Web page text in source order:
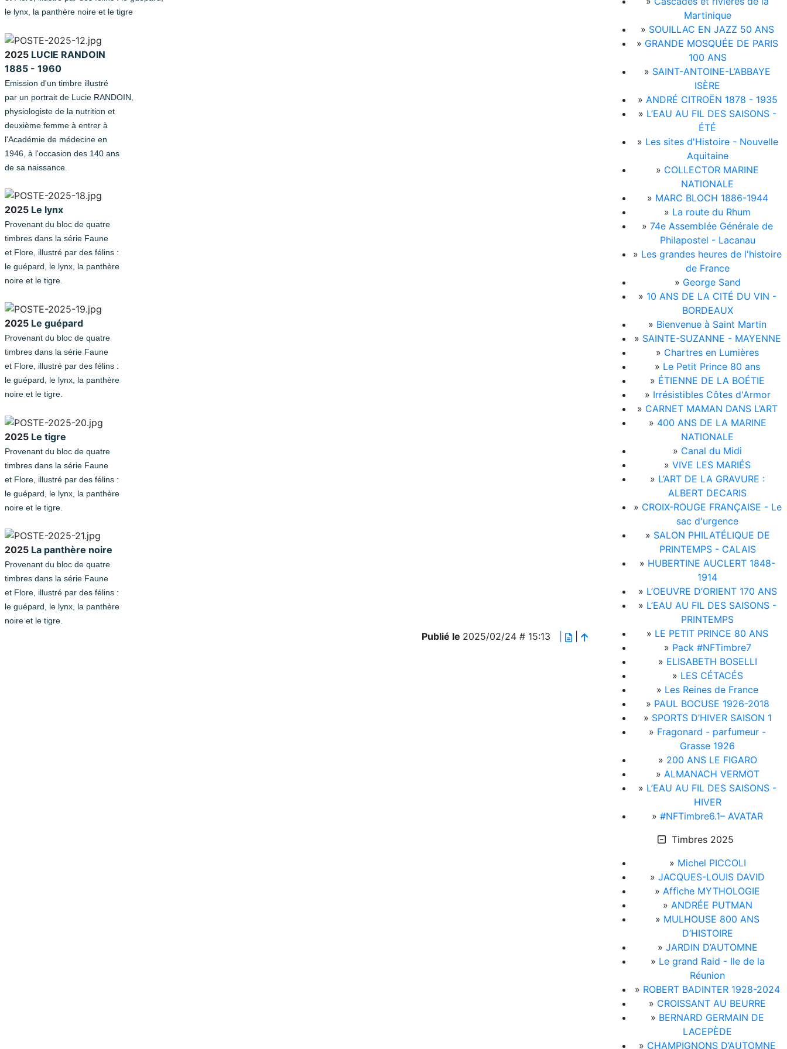
le lynx, la panthère noire et le tigre
2025 LUCIE RANDOIN
1885 - 1960
Emission d'un timbre illustré
par un portrait de Lucie RANDOIN,
physiologiste de la nutrition et
deuxième femme à entrer à
l'Académie de médecine en
1946, à l'occasion des 140 ans
de sa naissance.
2025 Le lynx
Provenant du bloc de quatre
timbres dans la série Faune
et Flore, illustré par des félins :
le guépard, le lynx, la panthère
noire et le tigre.
2025 Le guépard
Provenant du bloc de quatre
timbres dans la série Faune
et Flore, illustré par des félins :
le guépard, le lynx, la panthère
noire et le tigre.
2025 Le tigre
Provenant du bloc de quatre
timbres dans la série Faune
et Flore, illustré par des félins :
le guépard, le lynx, la panthère
noire et le tigre.
2025 La panthère noire
Provenant du bloc de quatre
timbres dans la série Faune
et Flore, illustré par des félins :
le guépard, le lynx, la panthère
noire et le tigre.
Publié le 2025/02/24 # 15:13
Martinique
» SOUILLAC EN JAZZ 50 ANS
» GRANDE MOSQUÉE DE PARIS
100 ANS
» SAINT-ANTOINE-L’ABBAYE
ISÈRE
» ANDRÉ CITROËN 1878 - 1935
» L’EAU AU FIL DES SAISONS -
ÉTÉ
» Les sites d'Histoire - Nouvelle
Aquitaine
» COLLECTOR MARINE
NATIONALE
» MARC BLOCH 1886-1944
» La route du Rhum
» 74e Assemblée Générale de
Philapostel - Lacanau
» Les grandes heures de l'histoire
de France
» George Sand
» 10 ANS DE LA CITÉ DU VIN -
BORDEAUX
» Bienvenue à Saint Martin
» SAINTE-SUZANNE - MAYENNE
» Chartres en Lumières
» Le Petit Prince 80 ans
» ÉTIENNE DE LA BOÉTIE
» Irrésistibles Côtes d'Armor
» CARNET MAMAN DANS L’ART
» 400 ANS DE LA MARINE
NATIONALE
» Canal du Midi
» VIVE LES MARIÉS
» L’ART DE LA GRAVURE :
ALBERT DECARIS
» CROIX-ROUGE FRANÇAISE - Le
sac d'urgence
» SALON PHILATÉLIQUE DE
PRINTEMPS - CALAIS
» HUBERTINE AUCLERT 1848-
1914
» L’OEUVRE D’ORIENT 170 ANS
» L’EAU AU FIL DES SAISONS -
PRINTEMPS
» LE PETIT PRINCE 80 ANS
» Pack #NFTimbre7
» ELISABETH BOSELLI
» LES CÉTACÉS
» Les Reines de France
» PAUL BOCUSE 1926-2018
» SPORTS D’HIVER SAISON 1
» Fragonard - parfumeur -
Grasse 1926
» 200 ANS LE FIGARO
» ALMANACH VERMOT
» L’EAU AU FIL DES SAISONS -
HIVER
» #NFTimbre6.1– AVATAR
Timbres 2025
» Michel PICCOLI
» JACQUES-LOUIS DAVID
» Affiche MYTHOLOGIE
» ANDRÉE PUTMAN
» MULHOUSE 800 ANS
D’HISTOIRE
» JARDIN D’AUTOMNE
» Le grand Raid - Ile de la
Réunion
» ROBERT BADINTER 1928-2024
» CROISSANT AU BEURRE
» BERNARD GERMAIN DE
LACEPÈDE
» CHAMPIGNONS D’AUTOMNE